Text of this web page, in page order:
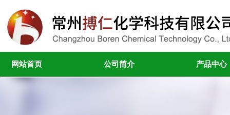
网站首页 公司简介 产品中心